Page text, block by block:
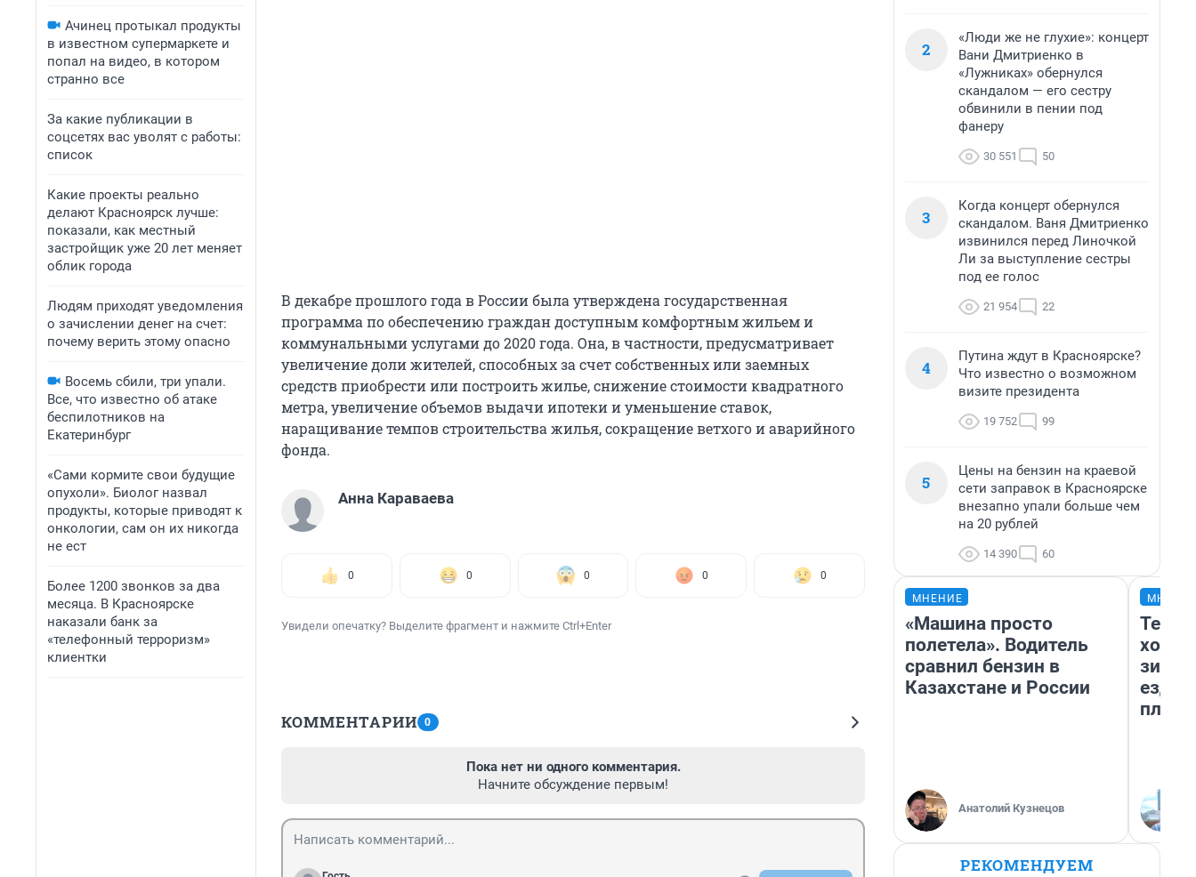
Ачинец протыкал продукты
в известном супермаркете и
попал на видео, в котором
странно все
За какие публикации в
соцсетях вас уволят с работы:
список
Какие проекты реально
делают Красноярск лучше:
показали, как местный
застройщик уже 20 лет меняет
облик города
Людям приходят уведомления
о зачислении денег на счет:
почему верить этому опасно
Восемь сбили, три упали.
Все, что известно об атаке
беспилотников на
Екатеринбург
«Сами кормите свои будущие
опухоли». Биолог назвал
продукты, которые приводят к
онкологии, сам он их никогда
не ест
Более 1200 звонков за два
месяца. В Красноярске
наказали банк за
«телефонный терроризм»
клиентки
В декабре прошлого года в России была утверждена государственная
программа по обеспечению граждан доступным комфортным жильем и
коммунальными услугами до 2020 года. Она, в частности, предусматривает
увеличение доли жителей, способных за счет собственных или заемных
средств приобрести или построить жилье, снижение стоимости квадратного
метра, увеличение объемов выдачи ипотеки и уменьшение ставок,
наращивание темпов строительства жилья, сокращение ветхого и аварийного
фонда.
Анна Караваева
0 0 0 0 0
Увидели опечатку? Выделите фрагмент и нажмите Ctrl+Enter
КОММЕНТАРИИ 0
Пока нет ни одного комментария.
Начните обсуждение первым!
2
«Люди же не глухие»: концерт
Вани Дмитриенко в
«Лужниках» обернулся
скандалом — его сестру
обвинили в пении под
фанеру
30 551 50
3
Когда концерт обернулся
скандалом. Ваня Дмитриенко
извинился перед Линочкой
Ли за выступление сестры
под ее голос
21 954 22
4
Путина ждут в Красноярске?
Что известно о возможном
визите президента
19 752 99
5
Цены на бензин на краевой
сети заправок в Красноярске
внезапно упали больше чем
на 20 рублей
14 390 60
МНЕНИЕ
«Машина просто
полетела». Водитель
сравнил бензин в
Казахстане и России
Анатолий Кузнецов
ездит
РЕКОМЕНДУЕМ